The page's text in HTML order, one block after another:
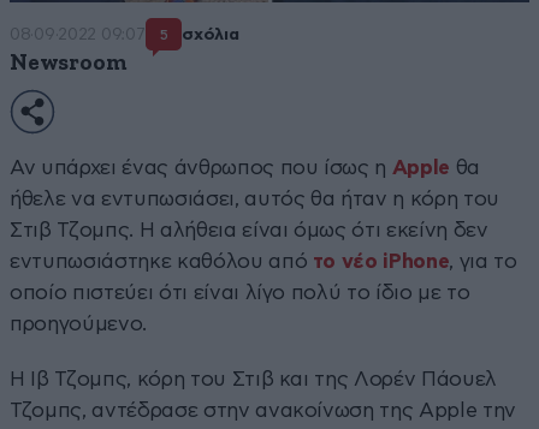
08·09·2022 09:07 5 σχόλια
Newsroom
Αν υπάρχει ένας άνθρωπος που ίσως η Apple θα
ήθελε να εντυπωσιάσει, αυτός θα ήταν η κόρη του
Στιβ Τζομπς. Η αλήθεια είναι όμως ότι εκείνη δεν
εντυπωσιάστηκε καθόλου από το νέο iPhone, για το
οποίο πιστεύει ότι είναι λίγο πολύ το ίδιο με το
προηγούμενο.
Η Ιβ Τζομπς, κόρη του Στιβ και της Λορέν Πάουελ
Τζομπς, αντέδρασε στην ανακοίνωση της Apple την